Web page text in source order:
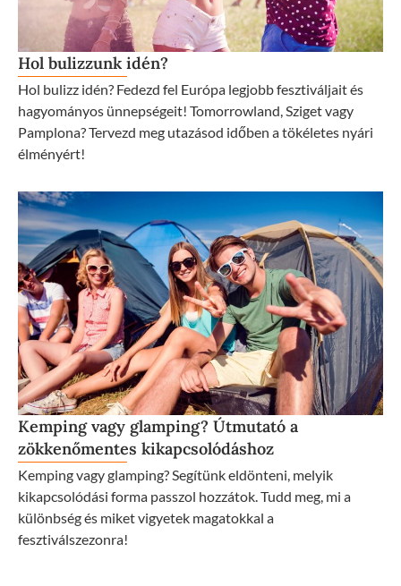
Hol bulizzunk idén?
Hol bulizz idén? Fedezd fel Európa legjobb fesztiváljait és
hagyományos ünnepségeit! Tomorrowland, Sziget vagy
Pamplona? Tervezd meg utazásod időben a tökéletes nyári
élményért!
Kemping vagy glamping? Útmutató a
zökkenőmentes kikapcsolódáshoz
Kemping vagy glamping? Segítünk eldönteni, melyik
kikapcsolódási forma passzol hozzátok. Tudd meg, mi a
különbség és miket vigyetek magatokkal a
fesztiválszezonra!